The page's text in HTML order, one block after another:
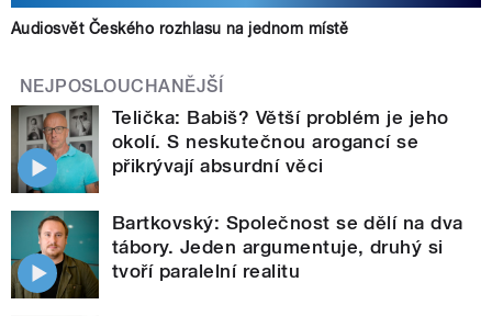
Audiosvět Českého rozhlasu na jednom místě
NEJPOSLOUCHANĚJŠÍ
Telička: Babiš? Větší problém je jeho
okolí. S neskutečnou arogancí se
přikrývají absurdní věci
Bartkovský: Společnost se dělí na dva
tábory. Jeden argumentuje, druhý si
tvoří paralelní realitu